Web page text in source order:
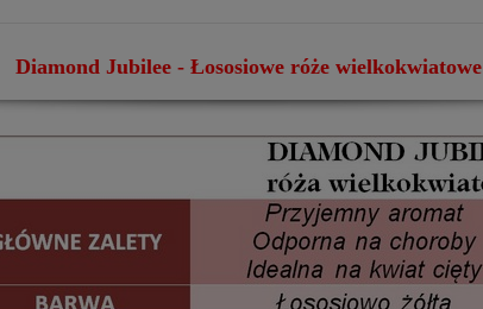
Diamond Jubilee - Łososiowe róże wielkokwiatowe